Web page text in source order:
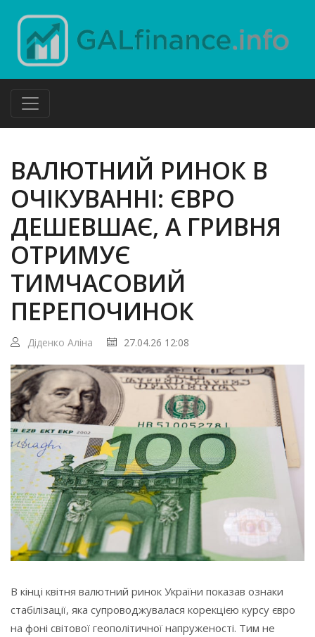
ВАЛЮТНИЙ РИНОК В
ОЧІКУВАННІ: ЄВРО
ДЕШЕВШАЄ, А ГРИВНЯ
ОТРИМУЄ
ТИМЧАСОВИЙ
ПЕРЕПОЧИНОК
Діденко Аліна 27.04.26 12:08
В кінці квітня валютний ринок України показав ознаки
стабілізації, яка супроводжувалася корекцією курсу євро
на фоні світової геополітичної напруженості. Тим не